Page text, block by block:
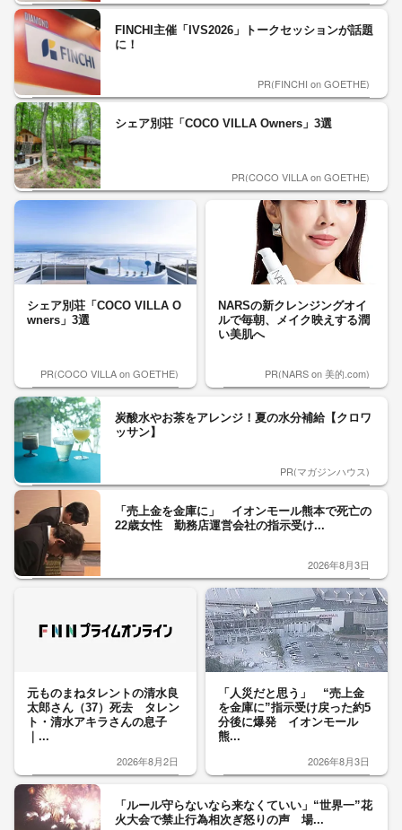
FINCHI主催「IVS2026」トークセッションが話題
に！
PR(FINCHI on GOETHE)
シェア別荘「COCO VILLA Owners」3選
PR(COCO VILLA on GOETHE)
シェア別荘「COCO VILLA O
wners」3選
PR(COCO VILLA on GOETHE)
NARSの新クレンジングオイ
ルで毎朝、メイク映えする潤
い美肌へ
PR(NARS on 美的.com)
炭酸水やお茶をアレンジ！夏の水分補給【クロワ
ッサン】
PR(マガジンハウス)
「売上金を金庫に」 イオンモール熊本で死亡の
22歳女性 勤務店運営会社の指示受け...
2026年8月3日
元ものまねタレントの清水良
太郎さん（37）死去 タレン
ト・清水アキラさんの息子
｜...
2026年8月2日
「人災だと思う」 “売上金
を金庫に”指示受け戻った約5
分後に爆発 イオンモール
熊...
2026年8月3日
「ルール守らないなら来なくていい」“世界一”花
火大会で禁止行為相次ぎ怒りの声 場...